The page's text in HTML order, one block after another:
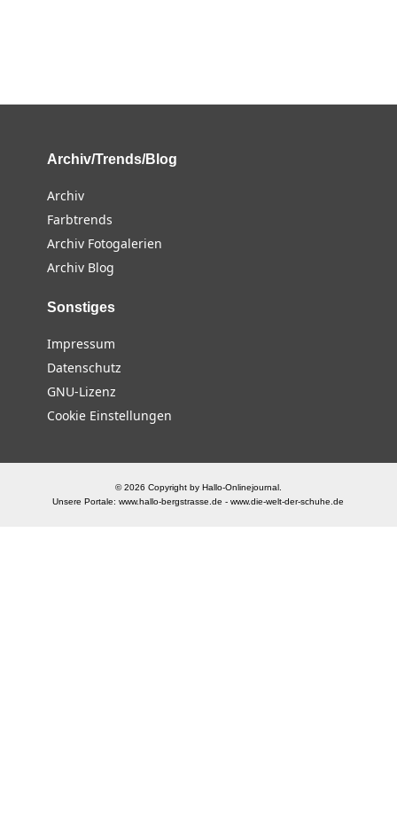
Archiv/Trends/Blog
Archiv
Farbtrends
Archiv Fotogalerien
Archiv Blog
Sonstiges
Impressum
Datenschutz
GNU-Lizenz
Cookie Einstellungen
© 2026 Copyright by Hallo-Onlinejournal.
Unsere Portale:www.hallo-bergstrasse.de -www.die-welt-der-schuhe.de